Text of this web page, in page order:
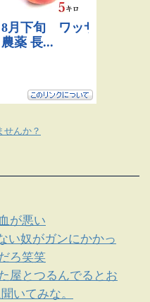
せんか？
が悪い
い奴がガンにかかっ
ろ笑笑
屋とつるんでるとお
いてみな。